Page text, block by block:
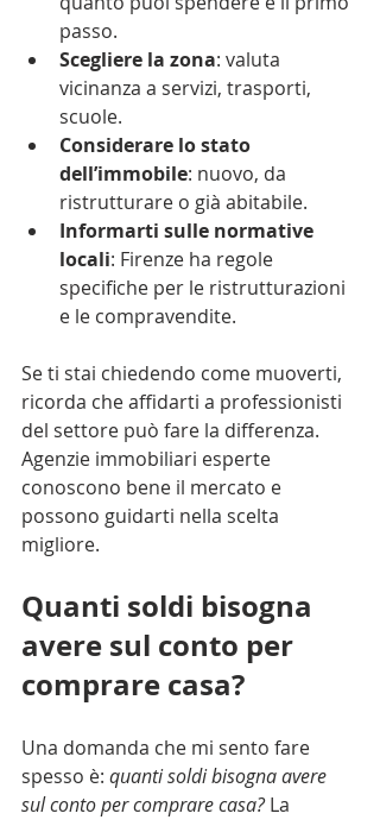
passo.
Scegliere la zona: valuta
vicinanza a servizi, trasporti,
scuole.
Considerare lo stato
dell’immobile: nuovo, da
ristrutturare o già abitabile.
Informarti sulle normative
locali: Firenze ha regole
specifiche per le ristrutturazioni
e le compravendite.
Se ti stai chiedendo come muoverti,
ricorda che affidarti a professionisti
del settore può fare la differenza.
Agenzie immobiliari esperte
conoscono bene il mercato e
possono guidarti nella scelta
migliore.
Quanti soldi bisogna
avere sul conto per
comprare casa?
Una domanda che mi sento fare
spesso è: quanti soldi bisogna avere
sul conto per comprare casa? La